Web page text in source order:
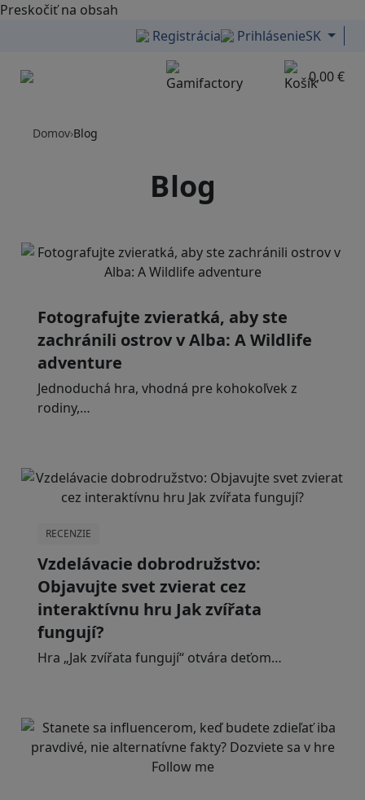
Preskočiť na obsah
Registrácia
PrihlásenieSK
0,00 €
Domov›Blog
Blog
Fotografujte zvieratká, aby ste
zachránili ostrov v Alba: A Wildlife
adventure
Jednoduchá hra, vhodná pre kohokoľvek z
rodiny,…
RECENZIE
Vzdelávacie dobrodružstvo:
Objavujte svet zvierat cez
interaktívnu hru Jak zvířata
fungují?
Hra „Jak zvířata fungují“ otvára deťom…